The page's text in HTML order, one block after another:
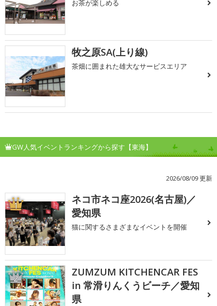
お茶が楽しめる
牧之原SA(上り線)
茶畑に囲まれた雄大なサービスエリア
GW人気イベントランキングから探す【東海】
2026/08/09 更新
1
ネコ市ネコ座2026(名古屋)／
愛知県
猫に関するさまざまなイベントを開催
2
ZUMZUM KITCHENCAR FES
in 常滑りんくうビーチ／愛知
県